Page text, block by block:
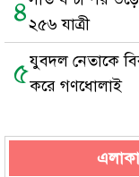
৪২৫৬ যাত্রী
৫যুবদল নেতাকে
করে গণধোলাই